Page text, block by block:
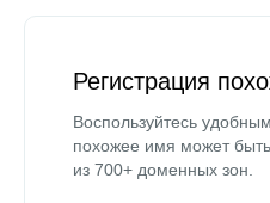
Регистрация
Воспользуйтесь
похожее имя может
из 700+ доменных зон.